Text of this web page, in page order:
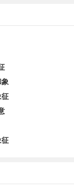
征
征